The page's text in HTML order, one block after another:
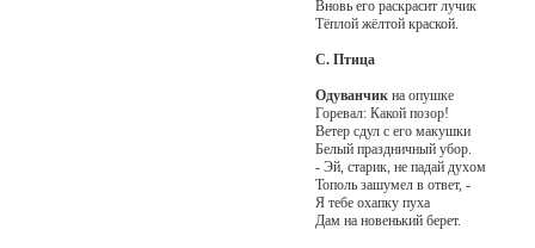
Вновь его раскрасит лучик
Тёплой жёлтой краской.
С. Птица
Одуванчикна опушке
Горевал: Какой позор!
Ветер сдул с его макушки
Белый праздничный убор.
- Эй, старик, не падай духом
Тополь зашумел в ответ, -
Я тебе охапку пуха
Дам на новенький берет.